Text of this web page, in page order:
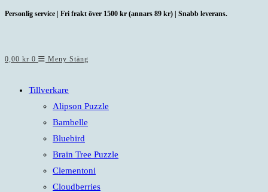
Hoppa
Personlig service | Fri frakt över 1500 kr (annars 89 kr) | Snabb leverans.
0,00 kr 0 Meny Stäng
Tillverkare
Alipson Puzzle
Bambelle
Bluebird
Brain Tree Puzzle
Clementoni
Cloudberries